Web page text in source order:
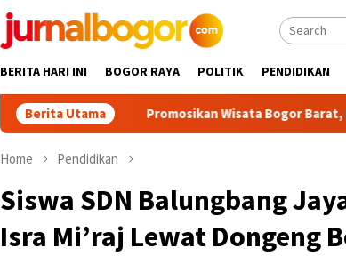
BERITA HARI INI BOGOR RAYA POLITIK PENDIDIKAN
Berita Utama
Promosikan Wisata Bogor Barat, Bupati Bogor:
Home Pendidikan
Siswa SDN Balungbang
Isra Mi’raj Lewat Dongeng